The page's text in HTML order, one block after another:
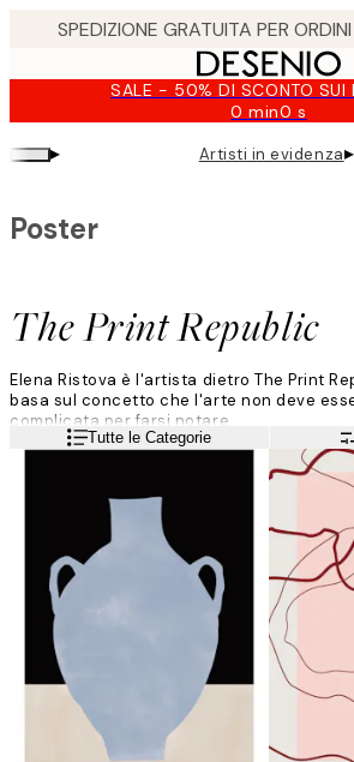
SALE - 50% DI SCONTO SUI
0 min0 s
Valido
fino
a:
▸ Artisti in evidenza▸
The Print Republic
Poster
Elena Ristova è l'artista dietro The Print
basa sul concetto che l'arte non deve
complicata per farsi notare.
"Creo arte con amore e la rendo
Questo è il cuore del mio marchio", afferma.
Elena descrive il suo stile come
"Ma mi piace anche divertirmi un po' con
colori dell'arcobaleno."
Leggi di piùTutte le Categorie